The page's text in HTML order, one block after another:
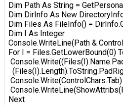
Dim Path As String =
Dim DirInfo As New
Dim Files As FileInfo() =
Dim I As Integer
Console.WriteLine(Path &
For I = Files.GetLowerBound(0)
Console.Write(ControlChars.Tab)
Next